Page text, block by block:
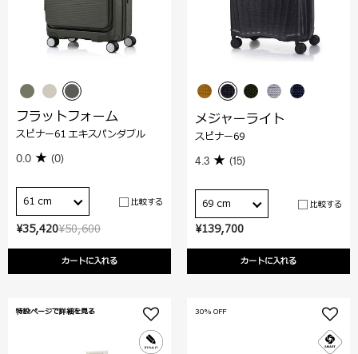
¥50,600
¥35,420
カートに入れる
フラットフォーム
スピナー61 エキスパンダブル
0.0 (0)
61 cm 比較する
¥139,700
カートに入れる
メジャーライト
スピナー69
4.3 (15)
69 cm 比較する
特設ページで詳細を見る 30% OFF